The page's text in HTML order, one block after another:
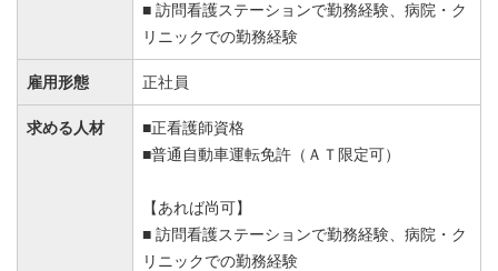
■ 訪問看護ステーションで勤務経験、病院・ク
リニックでの勤務経験
雇用形態 正社員
求める人材
■正看護師資格
■普通自動車運転免許（ＡＴ限定可）
【あれば尚可】
■ 訪問看護ステーションで勤務経験、病院・ク
リニックでの勤務経験